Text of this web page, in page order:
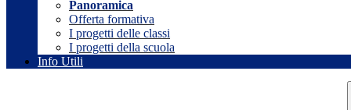
Panoramica
Offerta formativa
I progetti delle classi
I progetti della scuola
Info Utili